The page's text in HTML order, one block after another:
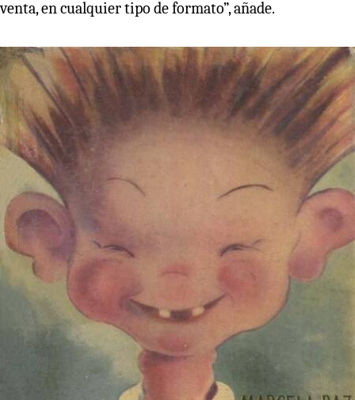
venta, en cualquier tipo de formato”, añade.